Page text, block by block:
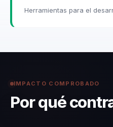
Herramientas para el
IMPACTO COMPROBADO
Por qué